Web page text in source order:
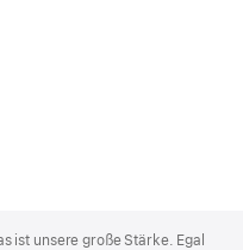
ist unsere große Stärke. Egal